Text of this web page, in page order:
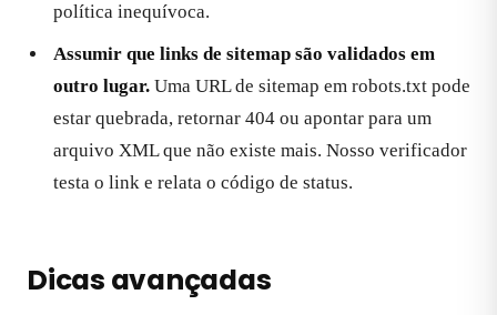
política inequívoca.
Assumir que links de sitemap são validados em
outro lugar. Uma URL de sitemap em robots.txt pode
estar quebrada, retornar 404 ou apontar para um
arquivo XML que não existe mais. Nosso verificador
testa o link e relata o código de status.
Dicas avançadas